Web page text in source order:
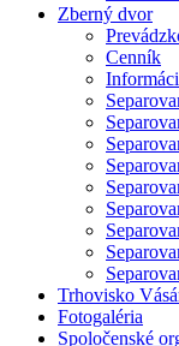
Zberný dvor
Cenník
Trhovisko
Fotogaléria
Spoločenské